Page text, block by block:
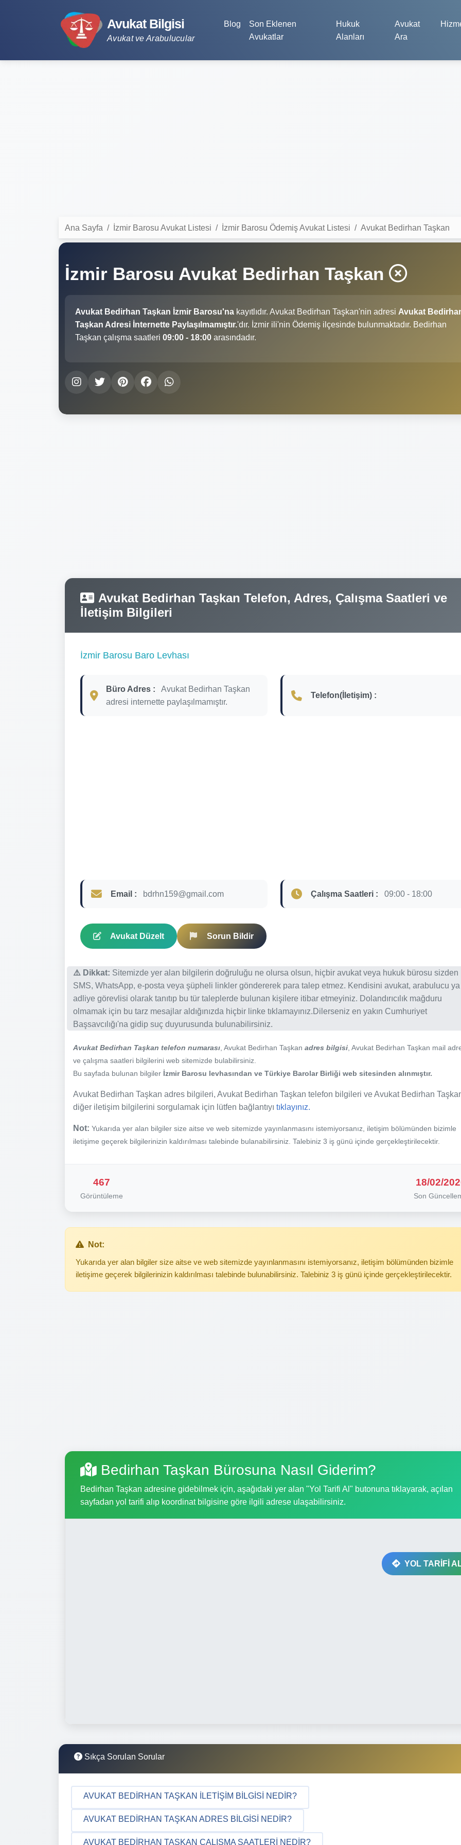
Avukat Bilgisi
Avukat ve Arabulucular
Blog
Son Eklenen
Avukatlar
Hukuk
Alanları
Avukat
Ara
Ana Sayfa İzmir Barosu Avukat Listesi İzmir Barosu Ödemiş Avukat Listesi Avukat Bedirhan Taşkan
İzmir Barosu Avukat Bedirhan Taşkan
Avukat Bedirhan Taşkan İzmir Barosu'na kayıtlıdır. Avukat Bedirhan Taşkan'nin adresi Avukat
Taşkan Adresi İnternette Paylaşılmamıştır.'dır. İzmir ili'nin Ödemiş ilçesinde bulunmaktadır. Bedirhan
Taşkan çalışma saatleri 09:00 - 18:00 arasındadır.
Avukat Bedirhan Taşkan Telefon, Adres, Çalışma Saatleri ve
İletişim Bilgileri
İzmir Barosu Baro Levhası
Büro Adres :
Avukat Bedirhan Taşkan
adresi internette paylaşılmamıştır.
Telefon(İletişim) :
Email : bdrhn159@gmail.com Çalışma Saatleri : 09:00 - 18:00
Avukat Düzelt Sorun Bildir
⚠️ Dikkat: Sitemizde yer alan bilgilerin doğruluğu ne olursa olsun, hiçbir avukat veya hukuk bürosu sizden
SMS, WhatsApp, e-posta veya şüpheli linkler göndererek para talep etmez. Kendisini avukat, arabulucu
adliye görevlisi olarak tanıtıp bu tür taleplerde bulunan kişilere itibar etmeyiniz. Dolandırıcılık mağduru
olmamak için bu tarz mesajlar aldığınızda hiçbir linke tıklamayınız.Dilerseniz en yakın Cumhuriyet
Başsavcılığı'na gidip suç duyurusunda bulunabilirsiniz.
Avukat Bedirhan Taşkan telefon numarası , Avukat Bedirhan Taşkan adres bilgisi , Avukat Bedirhan Taşkan mail
ve çalışma saatleri bilgilerini web sitemizde bulabilirsiniz.
Bu sayfada bulunan bilgiler İzmir Barosu levhasından ve Türkiye Barolar Birliği web sitesinden alınmıştır.
Avukat Bedirhan Taşkan adres bilgileri, Avukat Bedirhan Taşkan telefon bilgileri ve Avukat Bedirhan
diğer iletişim bilgilerini sorgulamak için lütfen bağlantıyı tıklayınız.
Not: Yukarıda yer alan bilgiler size aitse ve web sitemizde yayınlanmasını istemiyorsanız, iletişim bölümünden bizimle
iletişime geçerek bilgilerinizin kaldırılması talebinde bulanabilirsiniz. Talebiniz 3 iş günü içinde gerçekleştirilecektir.
467
Görüntüleme
18/02/
Son
Not:
Yukarıda yer alan bilgiler size aitse ve web sitemizde yayınlanmasını istemiyorsanız, iletişim bölümünden bizimle
iletişime geçerek bilgilerinizin kaldırılması talebinde bulunabilirsiniz. Talebiniz 3 iş günü içinde gerçekleştirilecektir.
Bedirhan Taşkan Bürosuna Nasıl Giderim?
Bedirhan Taşkan adresine gidebilmek için, aşağıdaki yer alan "Yol Tarifi Al" butonuna tıklayarak, açılan
sayfadan yol tarifi alıp koordinat bilgisine göre ilgili adrese ulaşabilirsiniz.
YOL TARİFİ
Sıkça Sorulan Sorular
AVUKAT BEDIRHAN TAŞKAN İLETIŞIM BILGISI NEDIR?
AVUKAT BEDIRHAN TAŞKAN ADRES BILGISI NEDIR?
AVUKAT BEDIRHAN TAŞKAN ÇALIŞMA SAATLERI NEDIR?